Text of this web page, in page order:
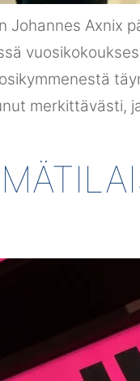
Johannes Axnix
merkittävästi,